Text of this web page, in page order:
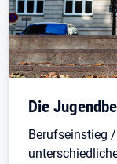
Die
Berufseinstieg